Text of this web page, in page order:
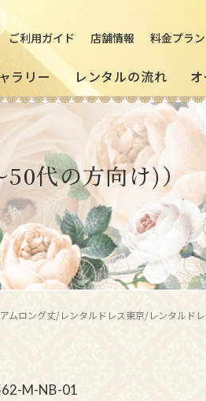
ご利用ガイド 店舗情報 料金プラン
ドレス
け)
パー
(20～
グ
演奏
華や
イブ
ラリー レンタルの流れ
[来店]
試着・レンタルの流れ
セミオーダードレス
(セレクトプラン)
50代の方向け)）
M-NB-01